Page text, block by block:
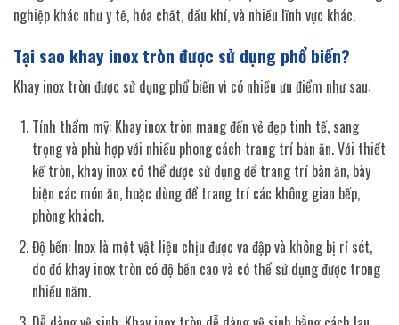
nghiệp khác như y tế, hóa chất, dầu khí, và nhiều lĩnh vực khác.
Tại sao khay inox tròn được sử dụng phổ biến?
Khay inox tròn được sử dụng phổ biến vì có nhiều ưu điểm như sau:
Tính thẩm mỹ: Khay inox tròn mang đến vẻ đẹp tinh tế, sang
trọng và phù hợp với nhiều phong cách trang trí bàn ăn. Với thiết
kế tròn, khay inox có thể được sử dụng để trang trí bàn ăn, bày
biện các món ăn, hoặc dùng để trang trí các không gian bếp,
phòng khách.
Độ bền: Inox là một vật liệu chịu được va đập và không bị rỉ sét,
do đó khay inox tròn có độ bền cao và có thể sử dụng được trong
nhiều năm.